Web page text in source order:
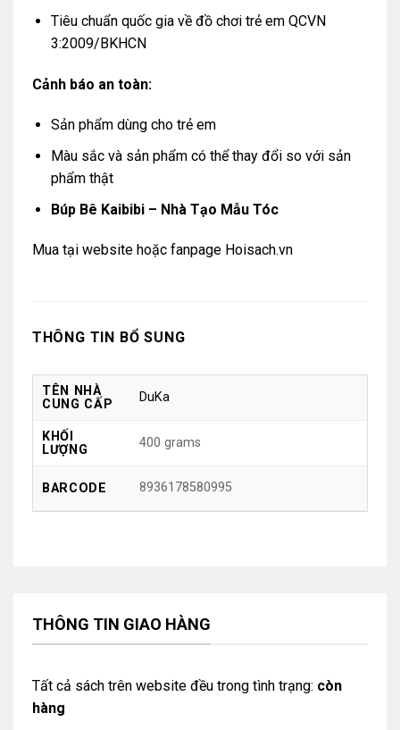
Tiêu chuẩn quốc gia về đồ chơi trẻ em QCVN
3:2009/BKHCN
Cảnh báo an toàn:
Sản phẩm dùng cho trẻ em
Màu sắc và sản phẩm có thể thay đổi so với sản
phẩm thật
Búp Bê Kaibibi – Nhà Tạo Mẫu Tóc
Mua tại websitehoặc fanpage Hoisach.vn
THÔNG TIN BỔ SUNG
TÊN NHÀ
CUNG CẤP
DuKa
KHỐI
LƯỢNG
400 grams
BARCODE 8936178580995
THÔNG TIN GIAO HÀNG
Tất cả sách trên website đều trong tình trạng: còn
hàng